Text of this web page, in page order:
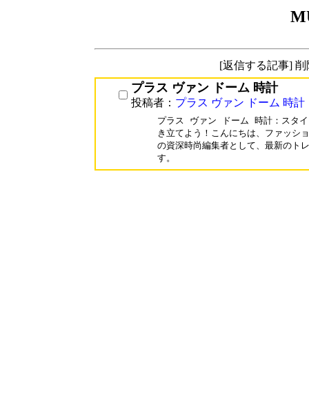
[返信する記事]
プラス ヴァン ドーム 時計
投稿者： プラス ヴァン ドーム 時計
プラス ヴァン ドーム 時計：スタ
き立てよう！こんにちは、ファッシ
の資深時尚編集者として、最新のト
す。